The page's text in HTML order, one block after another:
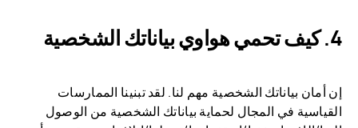
كيف تحمي هواوي بياناتك الشخصية
إن أمان بياناتك الشخصية مهم لنا. لقد تبنينا الممارسات
القياسية في المجال لحماية بياناتك الشخصية من الوصول